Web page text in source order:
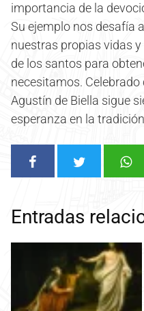
importancia de la
Su ejemplo nos desafía
nuestras propias vidas
de los santos para
necesitamos. Celebrado
Agustín de Biella sigue
esperanza en la
Entradas